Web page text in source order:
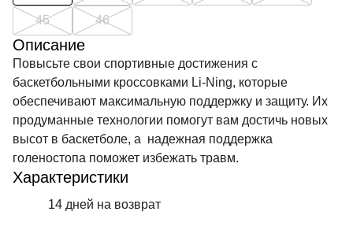
45 46
Описание
Повысьте свои спортивные достижения с
баскетбольными кроссовками Li-Ning, которые
обеспечивают максимальную поддержку и защиту. Их
продуманные технологии помогут вам достичь новых
высот в баскетболе, а надежная поддержка
голеностопа поможет избежать травм.
Характеристики
14 дней на возврат